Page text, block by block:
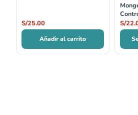
S/25.00
Añadir al carrito
S/